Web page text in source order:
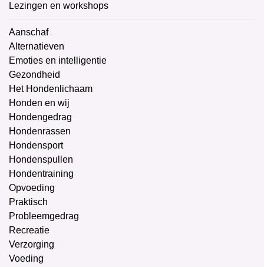
Lezingen en workshops
Aanschaf
Alternatieven
Emoties en intelligentie
Gezondheid
Het Hondenlichaam
Honden en wij
Hondengedrag
Hondenrassen
Hondensport
Hondenspullen
Hondentraining
Opvoeding
Praktisch
Probleemgedrag
Recreatie
Verzorging
Voeding